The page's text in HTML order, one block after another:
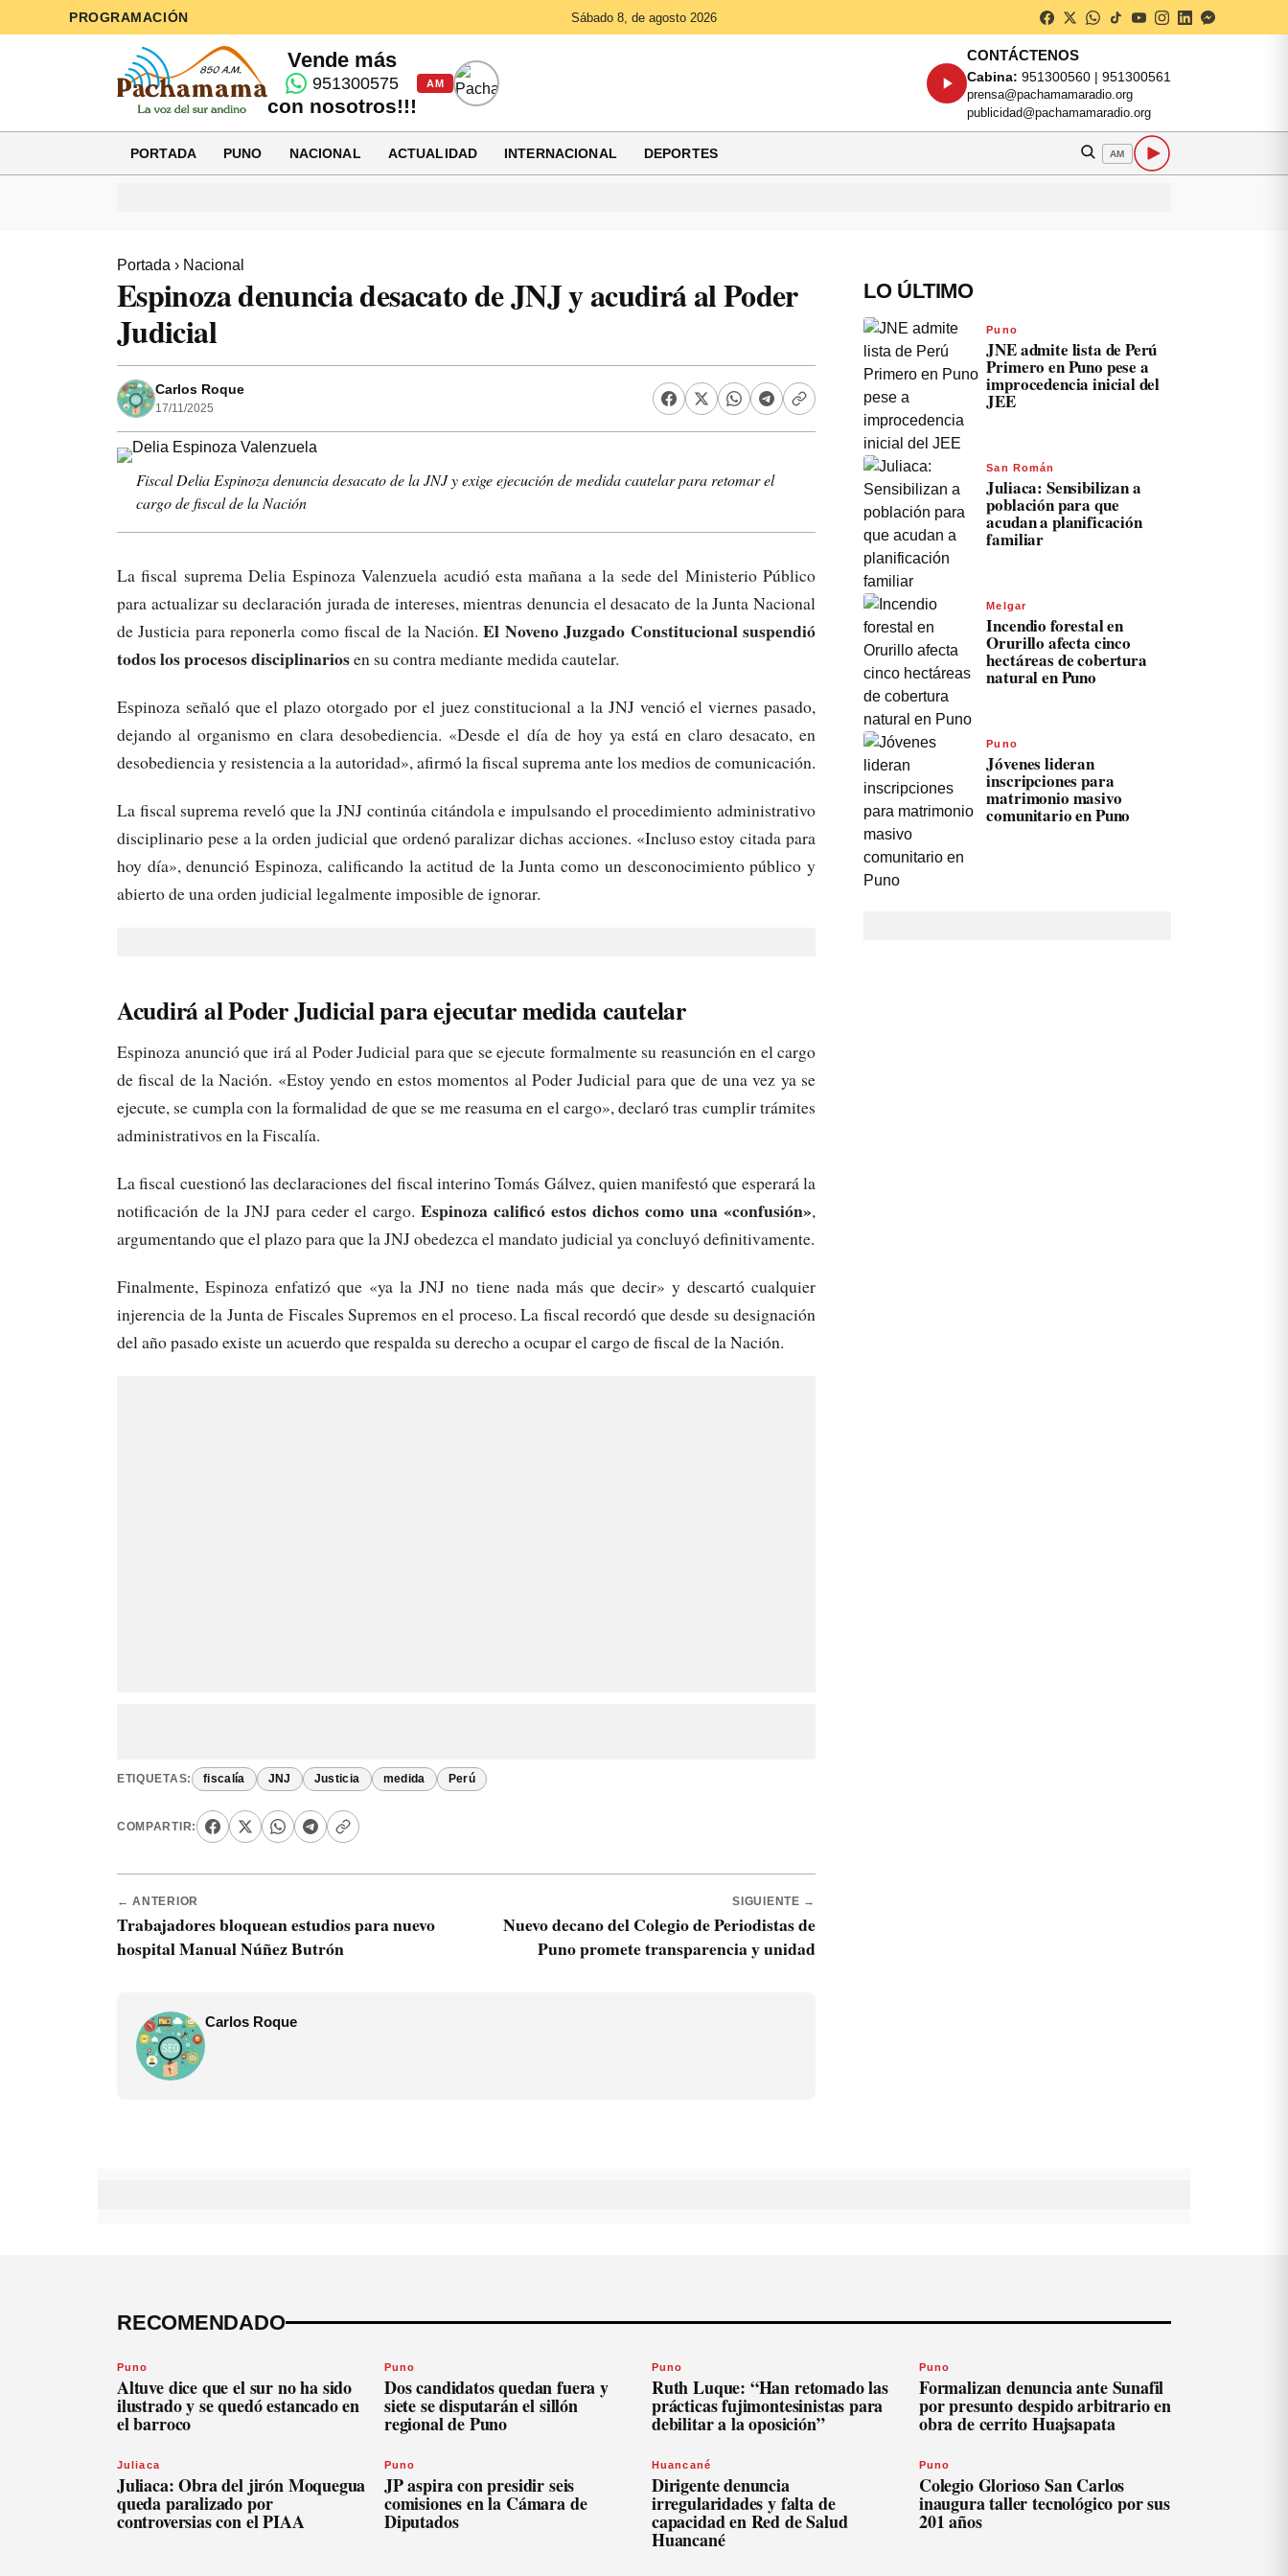
PROGRAMACIÓN Sábado 8, de agosto 2026
Vende más
951300575
con nosotros!!!
AM
CONTÁCTENOS
Cabina: 951300560 | 951300561
prensa@pachamamaradio.org
publicidad@pachamamaradio.org
PORTADA PUNO NACIONAL ACTUALIDAD INTERNACIONAL DEPORTES AM
Portada › Nacional
Espinoza denuncia desacato de JNJ y acudirá al Poder
Judicial
Carlos Roque
17/11/2025
Fiscal Delia Espinoza denuncia desacato de la JNJ y exige ejecución de medida cautelar para retomar el
cargo de fiscal de la Nación
La fiscal suprema Delia Espinoza Valenzuela acudió esta mañana a la sede del Ministerio Público
para actualizar su declaración jurada de intereses, mientras denuncia el desacato de la Junta Nacional
de Justicia para reponerla como fiscal de la Nación.El Noveno Juzgado Constitucional suspendió
todos los procesos disciplinariosen su contra mediante medida cautelar.
Espinoza señaló que el plazo otorgado por el juez constitucional a la JNJ venció el viernes pasado,
dejando al organismo en clara desobediencia. «Desde el día de hoy ya está en claro desacato, en
desobediencia y resistencia a la autoridad», afirmó la fiscal suprema ante los medios de comunicación.
La fiscal suprema reveló que la JNJ continúa citándola e impulsando el procedimiento administrativo
disciplinario pese a la orden judicial que ordenó paralizar dichas acciones. «Incluso estoy citada para
hoy día», denunció Espinoza, calificando la actitud de la Junta como un desconocimiento público y
abierto de una orden judicial legalmente imposible de ignorar.
Acudirá al Poder Judicial para ejecutar medida cautelar
Espinoza anunció que irá al Poder Judicial para que se ejecute formalmente su reasunción en el cargo
de fiscal de la Nación. «Estoy yendo en estos momentos al Poder Judicial para que de una vez ya se
ejecute, se cumpla con la formalidad de que se me reasuma en el cargo», declaró tras cumplir trámites
administrativos en la Fiscalía.
La fiscal cuestionó las declaraciones del fiscal interino Tomás Gálvez, quien manifestó que esperará la
notificación de la JNJ para ceder el cargo. Espinoza calificó estos dichos como una «confusión»,
argumentando que el plazo para que la JNJ obedezca el mandato judicial ya concluyó definitivamente.
Finalmente, Espinoza enfatizó que «ya la JNJ no tiene nada más que decir» y descartó cualquier
injerencia de la Junta de Fiscales Supremos en el proceso. La fiscal recordó que desde su designación
del año pasado existe un acuerdo que respalda su derecho a ocupar el cargo de fiscal de la Nación.
ETIQUETAS: fiscalía JNJ Justicia medida Perú
COMPARTIR:
← ANTERIOR
Trabajadores bloquean estudios para nuevo
hospital Manual Núñez Butrón
SIGUIENTE →
Nuevo decano del Colegio de Periodistas de
Puno promete transparencia y unidad
Carlos Roque
LO ÚLTIMO
Puno
JNE admite lista de Perú
Primero en Puno pese a
improcedencia inicial del
JEE
San Román
Juliaca: Sensibilizan a
población para que
acudan a planificación
familiar
Melgar
Incendio forestal en
Orurillo afecta cinco
hectáreas de cobertura
natural en Puno
Puno
Jóvenes lideran
inscripciones para
matrimonio masivo
comunitario en Puno
RECOMENDADO
Puno
Altuve dice que el sur no ha sido
ilustrado y se quedó estancado en
el barroco
Puno
Dos candidatos quedan fuera y
siete se disputarán el sillón
regional de Puno
Puno
Ruth Luque: “Han retomado las
prácticas fujimontesinistas para
debilitar a la oposición”
Puno
Formalizan denuncia ante Sunafil
por presunto despido arbitrario en
obra de cerrito Huajsapata
Juliaca
Juliaca: Obra del jirón Moquegua
queda paralizado por
controversias con el PIAA
Puno
JP aspira con presidir seis
comisiones en la Cámara de
Diputados
Huancané
Dirigente denuncia
irregularidades y falta de
capacidad en Red de Salud
Huancané
Puno
Colegio Glorioso San Carlos
inaugura taller tecnológico por sus
201 años